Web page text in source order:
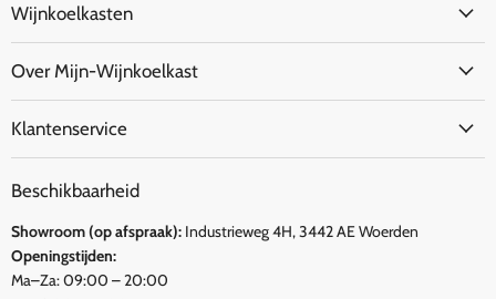
Wijnkoelkasten
Over Mijn-Wijnkoelkast
Klantenservice
Beschikbaarheid
Showroom (op afspraak): Industrieweg 4H, 3442 AE Woerden
Openingstijden:
Ma–Za: 09:00 – 20:00